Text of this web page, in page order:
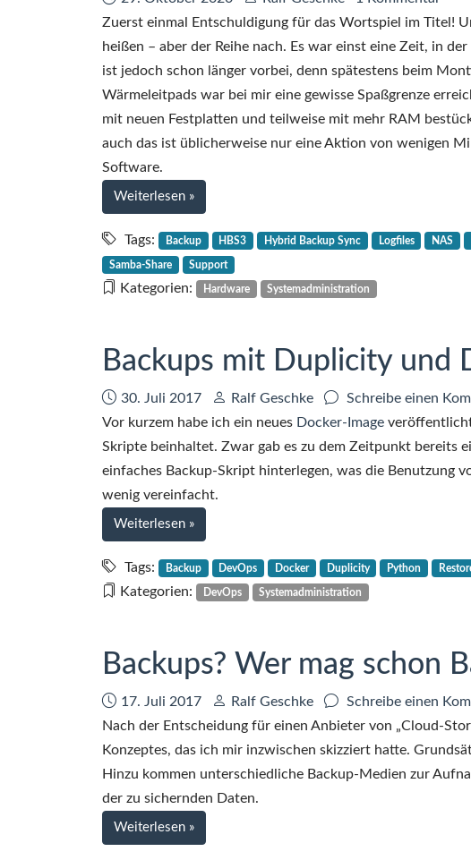
Zuerst einmal Entschuldigung für das Wortspiel im Titel!
heißen – aber der Reihe nach. Es war einst eine Zeit, in
ist jedoch schon länger vorbei, denn spätestens beim
Wärmeleitpads war bei mir eine gewisse Spaßgrenze
mit neuen Festplatten und teilweise mit mehr RAM
auch das ist üblicherweise nur eine Aktion von wenigen
Software.
Weiterlesen bei
Spaß
mit
NAS
des
Rundum-
QNAP
TS-
253D
»
Tags: Backup HBS3 Hybrid Backup Sync Logfiles NAS
Samba-Share Support
Kategorien: Hardware Systemadministration
Backups mit Duplicity und
Datum:
30. Juli 2017 Autor:
Ralf Geschke Schreibe einen
Vor kurzem habe ich ein neues Docker-Image
Skripte beinhaltet. Zwar gab es zu dem Zeitpunkt bereits
einfaches Backup-Skript hinterlegen, was die Benutzung
wenig vereinfacht.
Weiterlesen bei
Backups
mit
Duplicity
»
Tags: Backup DevOps Docker Duplicity Python
Kategorien: DevOps Systemadministration
Backups? Wer mag schon
Datum:
17. Juli 2017 Autor:
Ralf Geschke Schreibe einen
Nach der Entscheidung für einen Anbieter von „Cloud-
Konzeptes, das ich mir inzwischen skizziert hatte.
Hinzu kommen unterschiedliche Backup-Medien zur
der zu sichernden Daten.
Weiterlesen bei
Backups?
»